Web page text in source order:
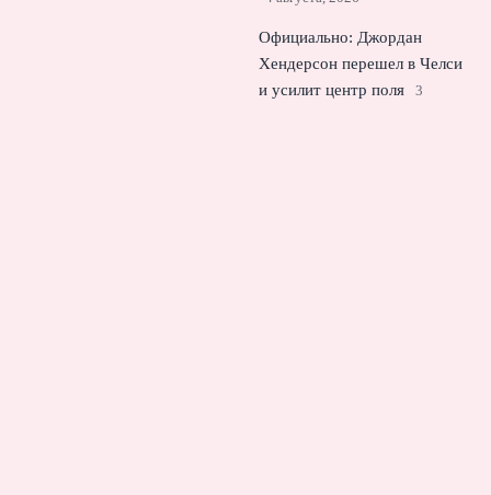
Официально: Джордан
Хендерсон перешел в Челси
и усилит центр поля
3